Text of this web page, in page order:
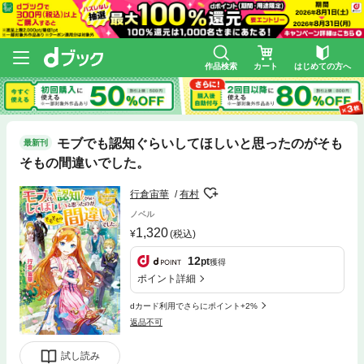
作品検索 カート はじめての方へ
最新刊
モブでも認知ぐらいしてほしいと思ったのがそも
そもの間違いでした。
試し読み
行倉宙華 有村
ノベル
1,320(税込)
12pt獲得
ポイント詳細
dカード利用でさらにポイント+2%
返品不可